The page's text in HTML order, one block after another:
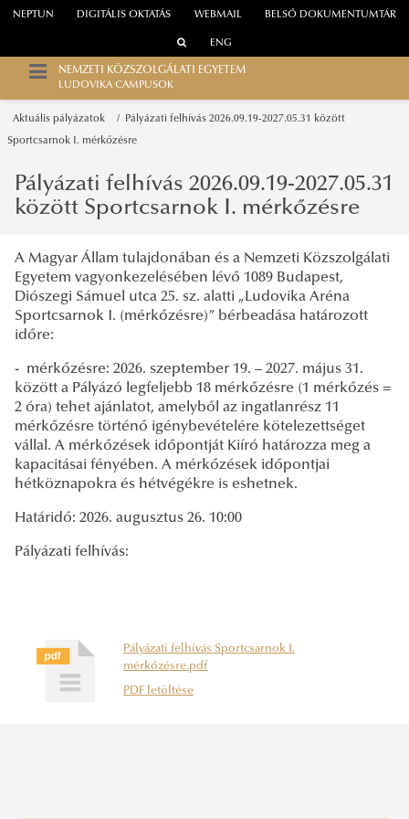
WEBMAIL
NEPTUN DIGITÁLIS OKTATÁS BELSŐ DOKUMENTUMTÁR
ENG
NEMZETI KÖZSZOLGÁLATI EGYETEM
LUDOVIKA CAMPUSOK
Aktuális pályázatok Pályázati felhívás 2026.09.19-2027.05.31 között
Sportcsarnok I. mérkőzésre
Pályázati felhívás 2026.09.19-2027.05.31
között Sportcsarnok I. mérkőzésre
A Magyar Állam tulajdonában és a Nemzeti Közszolgálati
Egyetem vagyonkezelésében lévő 1089 Budapest,
Diószegi Sámuel utca 25. sz. alatti „Ludovika Aréna
Sportcsarnok I. (mérkőzésre)” bérbeadása határozott
időre:
- mérkőzésre: 2026. szeptember 19. – 2027. május 31.
között a Pályázó legfeljebb 18 mérkőzésre (1 mérkőzés =
2 óra) tehet ajánlatot, amelyből az ingatlanrész 11
mérkőzésre történő igénybevételére kötelezettséget
vállal. A mérkőzések időpontját Kiíró határozza meg a
kapacitásai fényében. A mérkőzések időpontjai
hétköznapokra és hétvégékre is eshetnek.
Határidő: 2026. augusztus 26. 10:00
Pályázati felhívás:
Pályázati felhívás Sportcsarnok I.
mérkőzésre.pdf
PDF letöltése